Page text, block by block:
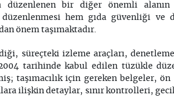
bir diğer önemli alanın
hem gıda güvenliği ve
önem taşımaktadır.
süreçteki izleme araçları,
tarihinde kabul edilen tüzükle
taşımacılık için gereken belgeler, ön
ilişkin detaylar, sınır kontrolleri,